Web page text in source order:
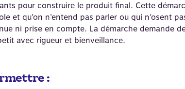
pour construire le produit final. Cette
et qu’on n’entend pas parler ou qui n’osent
ni prise en compte. La démarche demande
avec rigueur et bienveillance.
: